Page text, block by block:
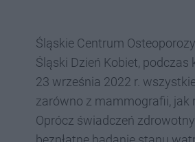
Śląskie Centrum
Śląski Dzień Kobiet,
23 września 2022 r.
zarówno z mammografii, jak
Oprócz świadczeń